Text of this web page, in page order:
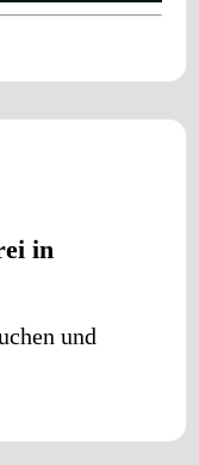
in
und